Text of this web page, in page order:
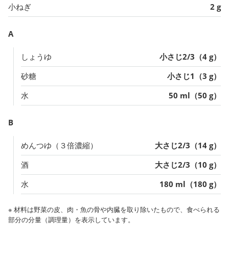
小ねぎ 2 g
A
しょうゆ
小さじ2/3（4 g）
砂糖
小さじ1（3 g）
水
50 ml（50 g）
B
めんつゆ（３倍濃縮）
大さじ2/3（14 g）
酒
大さじ2/3（10 g）
水
180 ml（180 g）
※ 材料は野菜の皮、肉・魚の骨や内臓を取り除いたもので、食べられる
部分の分量（調理量）を表示しています。